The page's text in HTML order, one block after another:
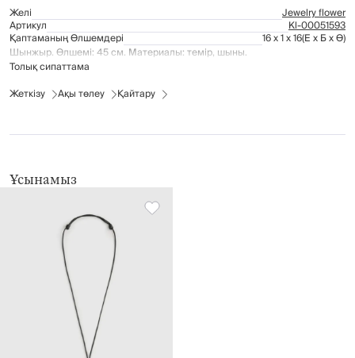
Желі
Jewelry flower
Артикул Kl-00051593
Қаптаманың Өлшемдері 16 x 1 x 16(Е x Б x Ө)
Шынжыр. Өлшемі: 45 см. Материалы: темір, шыны.
Толық сипаттама
Жеткізу
Ақы төлеу Қайтару
Ұсынамыз